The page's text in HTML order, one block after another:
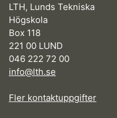
LTH, Lunds Tekniska
Högskola
Box 118
221 00 LUND
046 222 72 00
info@lth.se
Fler kontaktuppgifter